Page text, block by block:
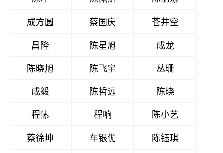
成方圆
蔡国庆
苍井空
昌隆
陈星旭
成龙
陈晓旭
陈飞宇
丛珊
成毅
陈哲远
陈晓
程愫
程响
陈小艺
蔡徐坤
车银优
陈钰琪